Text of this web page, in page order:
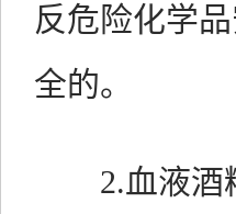
反危险化学
全的。
2.血液酒精